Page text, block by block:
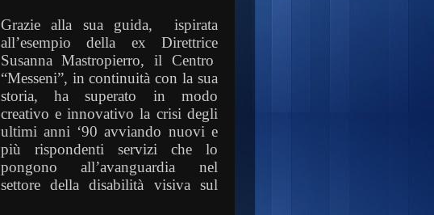
Grazie alla sua guida,
ispirata
all’esempio della ex Direttrice
Susanna Mastropierro, il Centro
“Messeni”, in continuità con la sua
storia, ha superato in modo
creativo e innovativo la crisi degli
ultimi anni ‘90 avviando nuovi e
più rispondenti servizi che lo
pongono all’avanguardia nel
settore della disabilità visiva sul